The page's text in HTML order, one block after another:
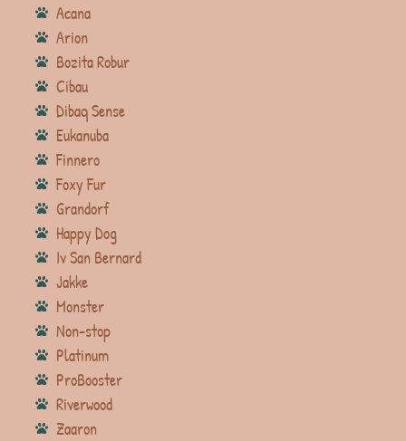
Acana
Arion
Bozita Robur
Cibau
Dibaq Sense
Eukanuba
Finnero
Foxy Fur
Grandorf
Happy Dog
Iv San Bernard
Jakke
Monster
Non-stop
Platinum
ProBooster
Riverwood
Zaaron